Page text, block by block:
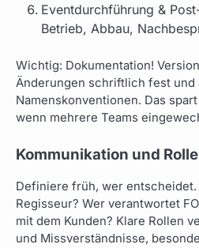
Eventdurchführung &
Betrieb, Abbau,
Wichtig: Dokumentation!
Änderungen schriftlich fest und
Namenskonventionen. Das
wenn mehrere Teams
Kommunikation und
Definiere früh, wer
Regisseur? Wer verantwortet
mit dem Kunden? Klare Rollen
und Missverständnisse,